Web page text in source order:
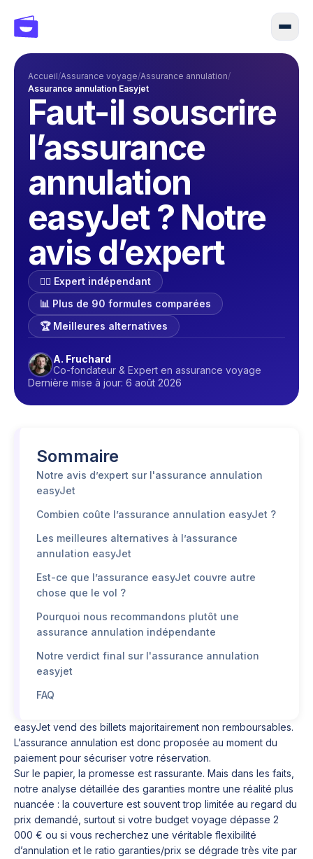
Accueil/Assurance voyage/Assurance annulation/
Assurance annulation Easyjet
Faut-il souscrire
l’assurance
annulation
easyJet ? Notre
avis d’expert
🕵️‍♂️ Expert indépendant
📊 Plus de 90 formules comparées
🏆 Meilleures alternatives
A. Fruchard
Co-fondateur & Expert en assurance voyage
Dernière mise à jour: 6 août 2026
easyJet vend des billets majoritairement non remboursables.
L’assurance annulation est donc proposée au moment du
paiement pour sécuriser votre réservation.
Sur le papier, la promesse est rassurante. Mais dans les faits,
notre analyse détaillée des garanties montre une réalité plus
nuancée : la couverture est souvent trop limitée au regard du
prix demandé, surtout si votre budget voyage dépasse 2
000 € ou si vous recherchez une véritable flexibilité
d’annulation et le ratio garanties/prix se dégrade très vite par
Sommaire
Notre avis d’expert sur l'assurance annulation
easyJet
Combien coûte l’assurance annulation easyJet ?
Les meilleures alternatives à l’assurance
annulation easyJet
Est-ce que l’assurance easyJet couvre autre
chose que le vol ?
Pourquoi nous recommandons plutôt une
assurance annulation indépendante
Notre verdict final sur l'assurance annulation
easyjet
FAQ